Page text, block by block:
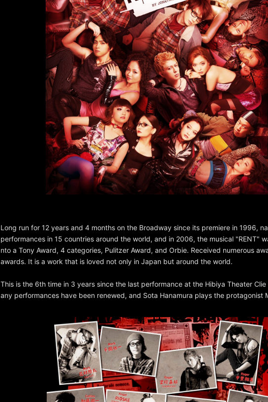
Long run for 12 years and 4 months on the Broadway since its premiere in 1996,
performances in 15 countries around the world, and in 2006, the musical "RENT"
nto a Tony Award, 4 categories, Pulitzer Award, and Orbie. Received numerous
awards. It is a work that is loved not only in Japan but around the world.
This is the 6th time in 3 years since the last performance at the Hibiya Theater Clie
any performances have been renewed, and Sota Hanamura plays the protagonist